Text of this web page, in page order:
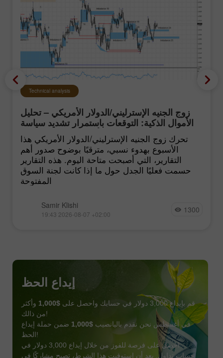
Technical analysis
زوج الجنيه الإسترليني/الدولار الأمريكي – تحليل
الأموال الذكية: التوقعات باستمرار تشديد سياسة
الفيدرالي الأميركي تبقى منخفضة
تحرك زوج الجنيه الإسترليني/الدولار الأمريكي هذا
الأسبوع بهدوء نسبي، مترقبًا بوضوح صدور أهم
التقارير، التي أصبحت متاحة اليوم. هذه التقارير
حسمت فعليًا الجدل حول ما إذا كانت لجنة السوق
المفتوحة
Samir Klishi
19:43 2026-08-07 +02:00 1300
إيداع الحظ
قم بإيداع 3,000 دولار في حسابك واحصل على $1,000
وأكثر
من ذالك!
في أغسطس نحن نقدم باليانصيب $1,000
ضمن حملة إيداع
الحظ!
احصل على فرصة للفوز من خلال إيداع 3,000 دولار في
حساب تداول. بعد أن استوفيت هذا الشرط، تصبح مشاركًا في